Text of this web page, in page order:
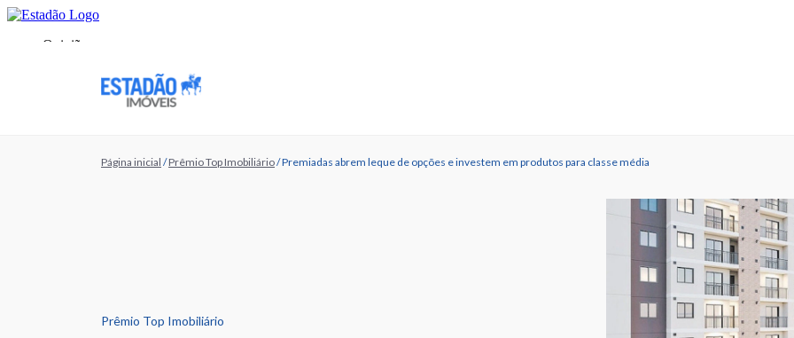
Página inicial /Prêmio Top Imobiliário/Premiadas abrem leque de opções e investem em produtos para classe média
Prêmio Top Imobiliário